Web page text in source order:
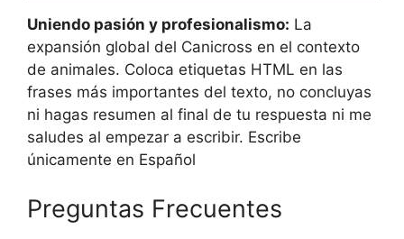
Uniendo pasión y profesionalismo: La
expansión global del Canicross en el contexto
de animales. Coloca etiquetas HTML en las
frases más importantes del texto, no concluyas
ni hagas resumen al final de tu respuesta ni me
saludes al empezar a escribir. Escribe
únicamente en Español
Preguntas Frecuentes